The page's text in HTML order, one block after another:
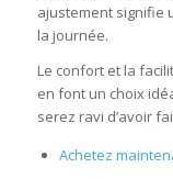
ajustement signifie
la journée.
Le confort et la
en font un choix
serez ravi d’avoir
Achetez